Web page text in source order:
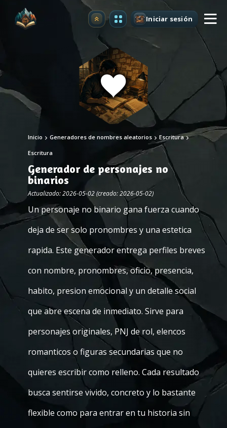
Mejorar Iniciar sesión
Inicio Generadores de nombres aleatorios Escritura
Escritura
Generador de personajes no
binarios
Actualizado: 2026-05-02 (creado: 2026-05-02)
Un personaje no binario gana fuerza cuando
deja de ser solo pronombres y una estetica
rapida. Este generador entrega perfiles breves
con nombre, pronombres, oficio, presencia,
habito, presion emocional y un detalle social
que abre escena de inmediato. Sirve para
personajes originales, PNJ de rol, elencos
romanticos o figuras secundarias que no
quieres escribir como relleno. Cada resultado
busca sentirse vivido, concreto y lo bastante
flexible como para entrar en tu historia sin